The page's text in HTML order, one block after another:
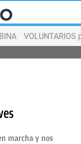
VOLUNTARIOS
marcha y nos